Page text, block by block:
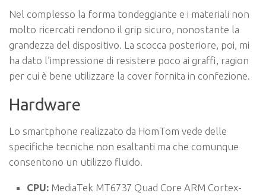
Nel complesso la forma tondeggiante e i materiali non
molto ricercati rendono il grip sicuro, nonostante la
grandezza del dispositivo. La scocca posteriore, poi, mi
ha dato l’impressione di resistere poco ai graffi, ragion
per cui è bene utilizzare la cover fornita in confezione.
Hardware
Lo smartphone realizzato da HomTom vede delle
specifiche tecniche non esaltanti ma che comunque
consentono un utilizzo fluido.
CPU: MediaTek MT6737 Quad Core ARM Cortex-